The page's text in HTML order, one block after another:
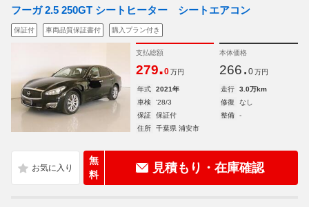
フーガ 2.5 250GT シートヒーター シートエアコン
保証付 車両品質保証書付 購入プラン付き
支払総額
279.0 万円
本体価格
266. 0 万円
年式 2021年 走行
3.0万km
車検
'28/3 修復
なし
保証
保証付 整備
-
住所
千葉県 浦安市
無
料
見積もり・在庫確認